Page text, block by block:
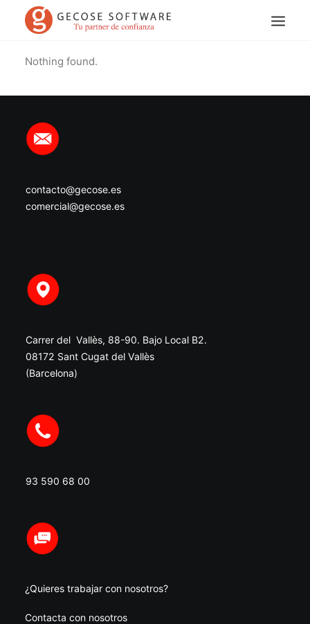
Nothing found.
Carrer del Vallès, 88-90. Bajo Local B2.
08172 Sant Cugat del Vallès
(Barcelona)
93 590 68 00
contacto@gecose.es
comercial@gecose.es
¿Quieres trabajar con nosotros?
Contacta con nosotros